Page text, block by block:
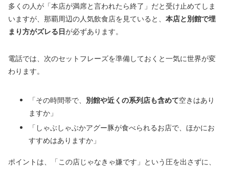
多くの人が「本店が満席と言われたら終了」だと受け止めてしま
いますが、那覇周辺の人気飲食店を見ていると、 本店と別館で埋
まり方がズレる日が必ずあります。
電話では、次のセットフレーズを準備しておくと一気に世界が変
わります。
「その時間帯で、 別館や近くの系列店も含めて空きはあり
ますか」
「しゃぶしゃぶかアグー豚が食べられるお店で、ほかにお
すすめはありますか」
ポイントは、「この店じゃなきゃ嫌です」という圧を出さずに、